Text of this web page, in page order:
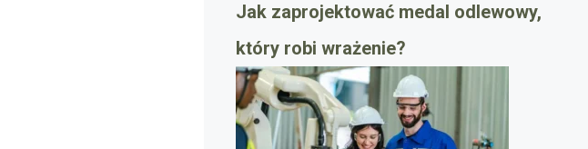
Jak zaprojektować medal odlewowy,
który robi wrażenie?